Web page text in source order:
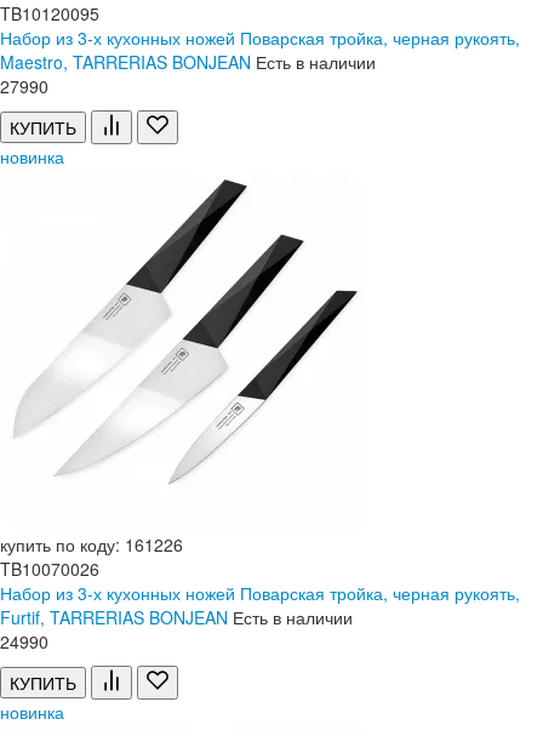
TB10120095
Набор из 3-х кухонных ножей Поварская тройка, черная рукоять,
Maestro, TARRERIAS BONJEAN Есть в наличии
27990
КУПИТЬ
новинка
купить по коду: 161226
TB10070026
Набор из 3-х кухонных ножей Поварская тройка, черная рукоять,
Furtif, TARRERIAS BONJEAN Есть в наличии
24990
КУПИТЬ
новинка